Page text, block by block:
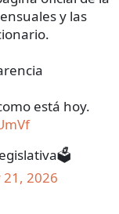
y las
está hoy.
21, 2026